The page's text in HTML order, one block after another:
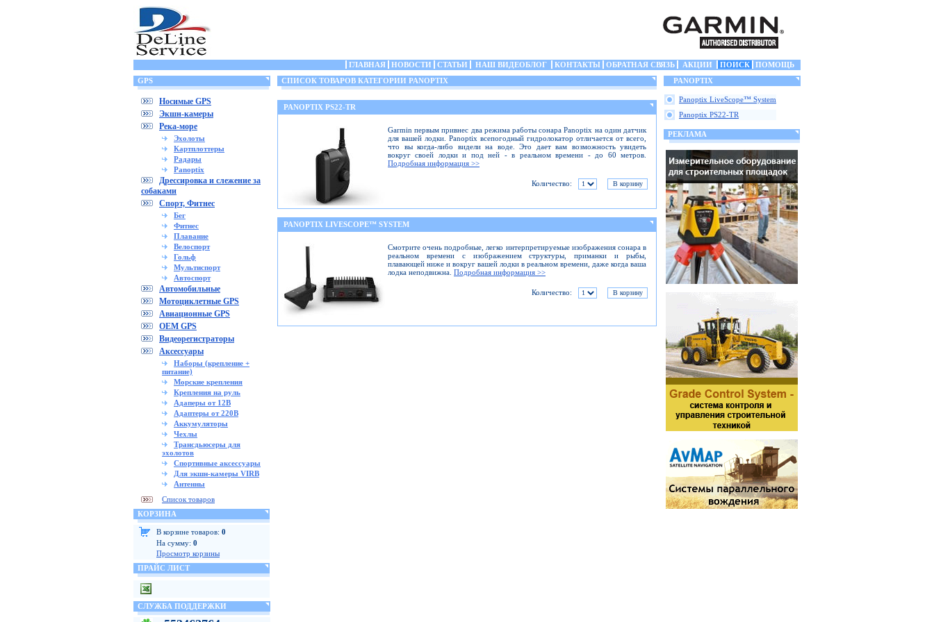
ГЛАВНАЯ НОВОСТИ СТАТЬИ НАШ ВИДЕОБЛОГ КОНТАКТЫ ОБРАТНАЯ СВЯЗЬ АКЦИИ ПОИСК
ПОМОЩЬ
GPS
Носимые GPS
Экшн-камеры
Река-море
Эхолоты
Картплоттеры
Радары
Panoptix
Дрессировка и слежение за
собаками
Спорт, Фитнес
Бег
Фитнес
Плавание
Велоспорт
Гольф
Мультиспорт
Автоспорт
Автомобильные
Мотоциклетные GPS
Авиационные GPS
OEM GPS
Видеорегистраторы
Аксессуары
Наборы (крепление +
питание)
Морские крепления
Крепления на руль
Адаперы от 12В
Адаптеры от 220В
Аккумуляторы
Чехлы
Трансдьюсеры для
эхолотов
Спортивные аксессуары
Для экшн-камеры VIRB
Антенны
Список товаров
КОРЗИНА
В корзине товаров: 0
На сумму: 0
Просмотр корзины
ПРАЙС ЛИСТ
СЛУЖБА ПОДДЕРЖКИ
СПИСОК ТОВАРОВ КАТЕГОРИИ PANOPTIX
PANOPTIX PS22-TR
Garmin первым привнес два режима работы сонара Panoptix на один датчик
для вашей лодки. Panoptix всепогодный гидролокатор отличается от всего,
что вы когда-либо видели на воде. Это дает вам возможность увидеть
вокруг своей лодки и под ней - в реальном времени - до 60 метров.
Подробная информация >>
Количество:
PANOPTIX LIVESCOPE™ SYSTEM
Смотрите очень подробные, легко интерпретируемые изображения сонара в
реальном времени с изображением структуры, приманки и рыбы,
плавающей ниже и вокруг вашей лодки в реальном времени, даже когда ваша
лодка неподвижна. Подробная информация >>
Количество:
PANOPTIX
Panoptix LiveScope™ System
Panoptix PS22-TR
РЕКЛАМА